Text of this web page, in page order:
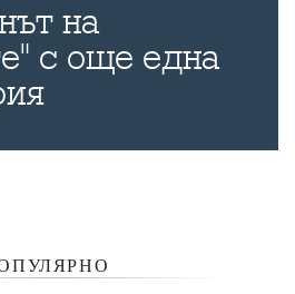
на
с още една